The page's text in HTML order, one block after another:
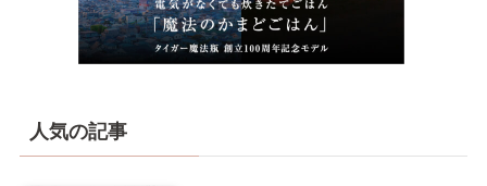
人気の記事